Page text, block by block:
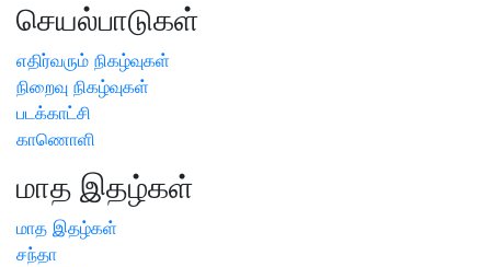
செயல்பாடுகள்
எதிர்வரும் நிகழ்வுகள்
நிறைவு நிகழ்வுகள்
படக்காட்சி
காணொளி
மாத இதழ்கள்
மாத இதழ்கள்
சந்தா